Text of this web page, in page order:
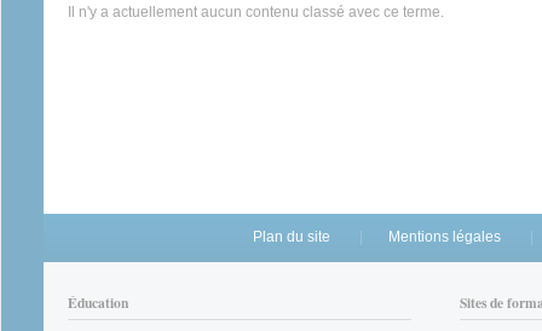
Il n'y a actuellement aucun contenu classé avec ce terme.
Plan du site Mentions légales
Éducation Sites de